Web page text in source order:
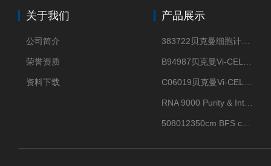
关于我们
公司简介
荣誉资质
资料下载
产品展示